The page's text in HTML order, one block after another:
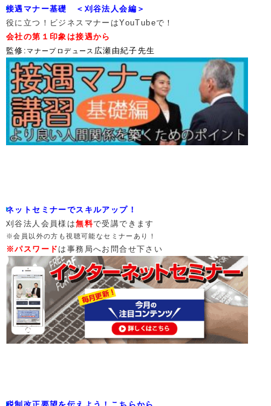
接遇マナー基礎 ＜刈谷法人会編＞
役に立つ！ ビジネスマナーはYouTubeで！
会社の第１印象は接遇から
監修:マナープロデュース 広瀬由紀子先生
ネットセミナーでスキルアップ！
刈谷法人会員様は無料で受講できます
※会員以外の方も視聴可能なセミナーあり！
※パスワード は事務局へお問合せ下さい